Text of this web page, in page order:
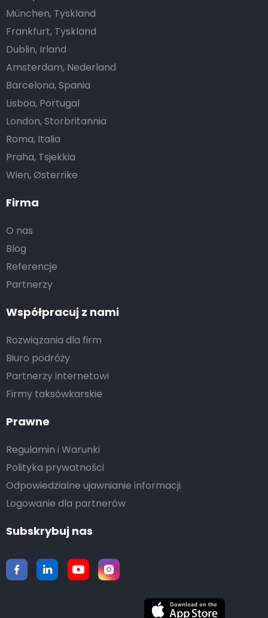
Firma
O nas
Blog
Referencje
Partnerzy
Współpracuj z nami
Rozwiązania dla firm
Biuro podróży
Partnerzy internetowi
Firmy taksówkarskie
Prawne
Regulamin i Warunki
Polityka prywatności
Odpowiedzialne ujawnianie informacji
Logowanie dla partnerów
München, Tyskland
Frankfurt, Tyskland
Dublin, Irland
Amsterdam, Nederland
Barcelona, Spania
Lisboa, Portugal
London, Storbritannia
Roma, Italia
Praha, Tsjekkia
Wien, Østerrike
Subskrybuj nas